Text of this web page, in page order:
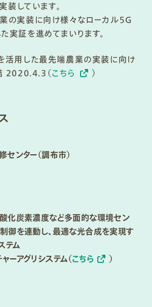
装しています。​
の実装に向け様々なローカル５G
実証を進めてまいります。​
活用した最先端農業の実装に向け
2020.4.3（こちら ）​
センター（調布市）​
酸化炭素濃度など多面的な環境セン
制御を連動し、最適な光合成を実現す
テム​
ーアグリシステム（こちら ）​